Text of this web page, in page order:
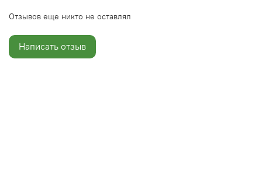
Отзывов еще никто не оставлял
Написать отзыв